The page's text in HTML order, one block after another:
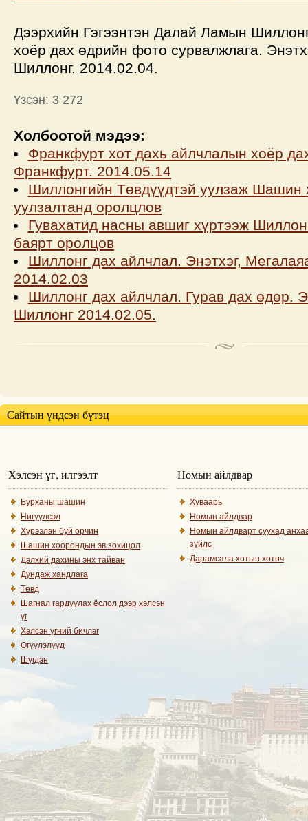
Дээрхийн Гэгээнтэн Далай Ламын
хоёр дах өдрийн фото сурвалжлага.
Шиллонг. 2014.02.04.
Үзсэн: 3 272
Холбоотой мэдээ:
Франкфурт хот дахь айлчлалын хоёр
Франкфурт. 2014.05.14
Шиллонгийн Төвдүүдтэй уулзаж Шашин
уулзалтанд оролцлов
Гувахатид насны авшиг хүртээж
баярт оролцов
Шиллонг дах айлчлал. Энэтхэг,
2014.02.03
Шиллонг дах айлчлал. Гурав дах өдөр.
Шиллонг 2014.02.05.
Сайтын үндсэн бүтэц
Хэлсэн үг, илгээлт
Бурханы шашин
Нигүүлсэл
Хүрээлэн буй орчин
Шашин хоорондын эв зохицол
Дэлхий дахины энх тайван
Дундаж хандлага
Төвд
Шагнал гардуулах ёслол дээр хэлсэн
үг
Хэлсэн үгний бичлэг
Өгүүлэлүүд
Шүгдэн
Номын айлдвар
Хуваарь
Номын айлдвар
Номын айлдварт суухад
зүйлс
Дарамсала хотын хөтөч